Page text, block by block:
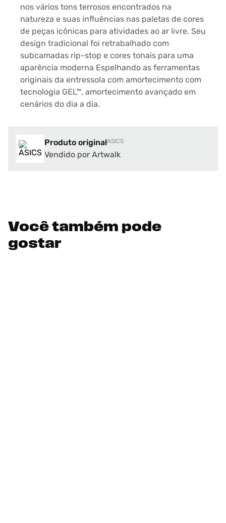
nos vários tons terrosos encontrados na
natureza e suas influências nas paletas de cores
de peças icônicas para atividades ao ar livre. Seu
design tradicional foi retrabalhado com
subcamadas rip-stop e cores tonais para uma
aparência moderna Espelhando as ferramentas
originais da entressola com amortecimento com
tecnologia GEL™, amortecimento avançado em
cenários do dia a dia.
Produto originalASICS
Vendido por Artwalk
Você também pode
gostar